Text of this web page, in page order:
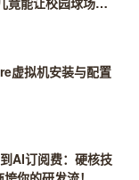
虚拟机安装与配置
AI订阅费：硬核技